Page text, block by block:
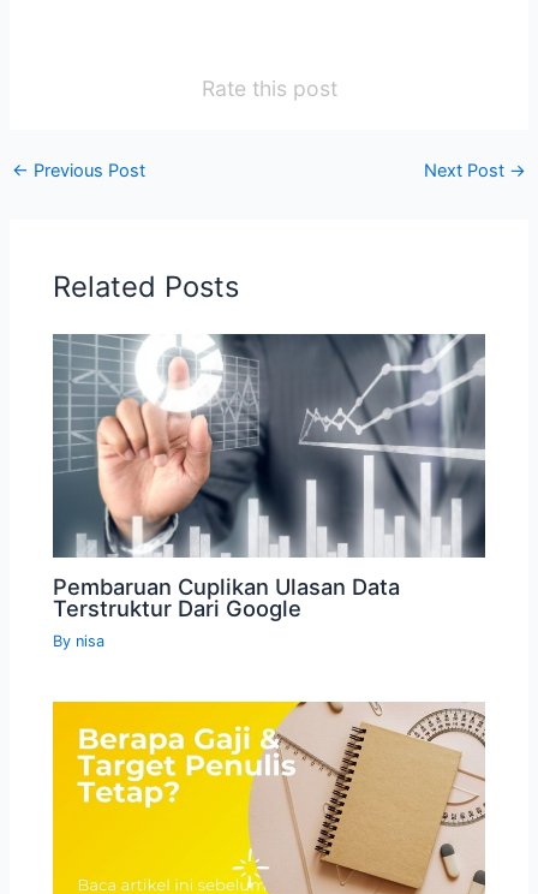
Rate this post
← Previous Post Next Post →
Related Posts
Pembaruan Cuplikan Ulasan Data
Terstruktur Dari Google
By nisa